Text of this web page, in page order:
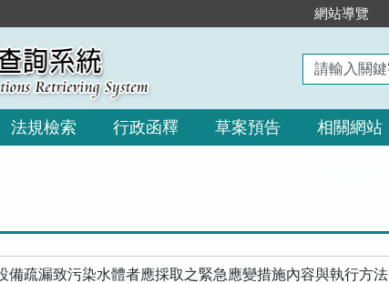
網站導覽
請
輸
入
鍵
法規檢索 行政函釋 草案預告 相關網站
備疏漏致污染水體者應採取之緊急應變措施內容與執行方法